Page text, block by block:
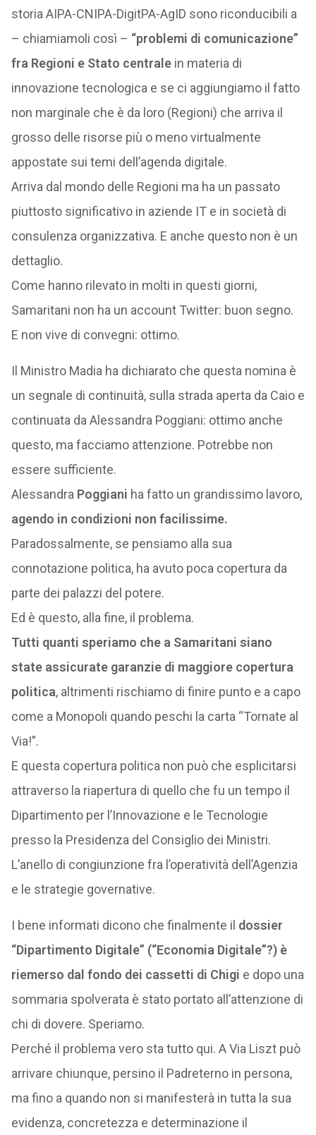
storia AIPA-CNIPA-DigitPA-AgID sono riconducibili a
– chiamiamoli così – “problemi di comunicazione”
fra Regioni e Stato centrale in materia di
innovazione tecnologica e se ci aggiungiamo il fatto
non marginale che è da loro (Regioni) che arriva il
grosso delle risorse più o meno virtualmente
appostate sui temi dell’agenda digitale.
Arriva dal mondo delle Regioni ma ha un passato
piuttosto significativo in aziende IT e in società di
consulenza organizzativa. E anche questo non è un
dettaglio.
Come hanno rilevato in molti in questi giorni,
Samaritani non ha un account Twitter: buon segno.
E non vive di convegni: ottimo.
Il Ministro Madia ha dichiarato che questa nomina è
un segnale di continuità, sulla strada aperta da Caio e
continuata da Alessandra Poggiani: ottimo anche
questo, ma facciamo attenzione. Potrebbe non
essere sufficiente.
Alessandra Poggiani ha fatto un grandissimo lavoro,
agendo in condizioni non facilissime.
Paradossalmente, se pensiamo alla sua
connotazione politica, ha avuto poca copertura da
parte dei palazzi del potere.
Ed è questo, alla fine, il problema.
Tutti quanti speriamo che a Samaritani siano
state assicurate garanzie di maggiore copertura
politica, altrimenti rischiamo di finire punto e a capo
come a Monopoli quando peschi la carta “Tornate al
Via!”.
E questa copertura politica non può che esplicitarsi
attraverso la riapertura di quello che fu un tempo il
Dipartimento per l’Innovazione e le Tecnologie
presso la Presidenza del Consiglio dei Ministri.
L’anello di congiunzione fra l’operatività dell’Agenzia
e le strategie governative.
I bene informati dicono che finalmente il dossier
“Dipartimento Digitale” (“Economia Digitale”?) è
riemerso dal fondo dei cassetti di Chigi e dopo una
sommaria spolverata è stato portato all’attenzione di
chi di dovere. Speriamo.
Perché il problema vero sta tutto qui. A Via Liszt può
arrivare chiunque, persino il Padreterno in persona,
ma fino a quando non si manifesterà in tutta la sua
evidenza, concretezza e determinazione il